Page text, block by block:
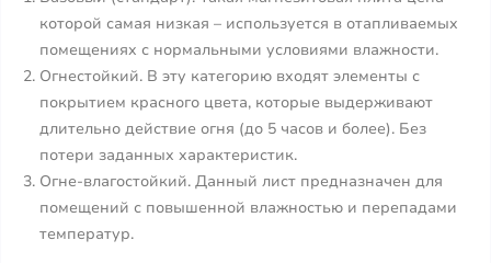
которой самая низкая – используется в отапливаемых
помещениях с нормальными условиями влажности.
Огнестойкий. В эту категорию входят элементы с
покрытием красного цвета, которые выдерживают
длительно действие огня (до 5 часов и более). Без
потери заданных характеристик.
Огне-влагостойкий. Данный лист предназначен для
помещений с повышенной влажностью и перепадами
температур.